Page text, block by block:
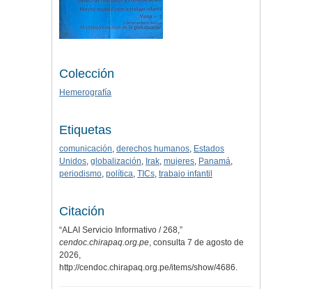
Colección
Hemerografía
Etiquetas
comunicación, derechos humanos, Estados
Unidos, globalización, Irak, mujeres, Panamá,
periodismo, política, TICs, trabajo infantil
Citación
“ALAI Servicio Informativo / 268,”
cendoc.chirapaq.org.pe, consulta 7 de agosto de
2026,
http://cendoc.chirapaq.org.pe/items/show/4686.